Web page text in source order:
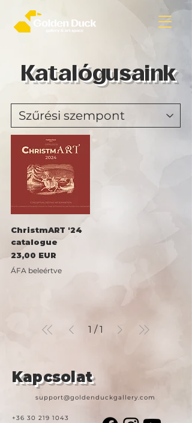
Katalógusaink
ChristmART '24
catalogue
Ár
23,00 EUR
ÁFA beleértve
1 / 1
Kapcsolat
support@goldenduckgallery.com
+36 30 219 1043